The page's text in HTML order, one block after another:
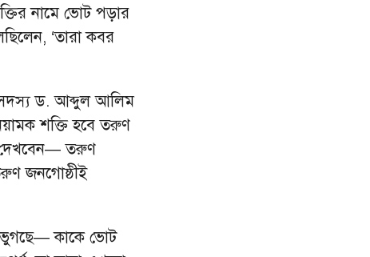
নামে ভোট পড়ার
‘তারা কবর
সদস্য ড. আব্দুল আলিম
শক্তি হবে তরুণ
দেখবেন— তরুণ
জনগোষ্ঠীই
ভুগছে— কাকে ভোট